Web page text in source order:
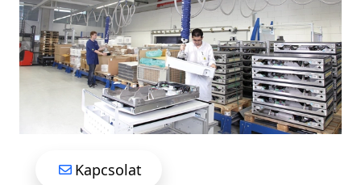
Kapcsolat